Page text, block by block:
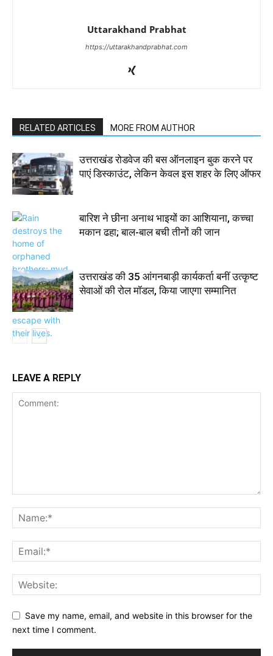
Uttarakhand Prabhat
https://uttarakhandprabhat.com
RELATED ARTICLES MORE FROM AUTHOR
उत्तराखंड रोडवेज की बस ऑनलाइन बुक करने पर
पाएं डिस्काउंट, लेकिन केवल इस शहर के लिए ऑफर
बारिश ने छीना अनाथ भाइयों का आशियाना, कच्चा
मकान ढहा; बाल-बाल बची तीनों की जान
उत्तराखंड की 35 आंगनबाड़ी कार्यकर्ता बनीं उत्कृष्ट
सेवाओं की रोल मॉडल, किया जाएगा सम्मानित
LEAVE A REPLY
Save my name, email, and website in this browser for the
next time I comment.